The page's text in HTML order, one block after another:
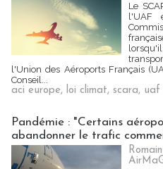
Le
l'UAF
l'Union des Aéroports Français
Conseil...
aci europe, loi climat, scara, uaf
Pandémie : "Certains
abandonner le trafic